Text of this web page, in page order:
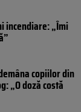
incendiare: „Îmi
copiilor din
„O doză costă